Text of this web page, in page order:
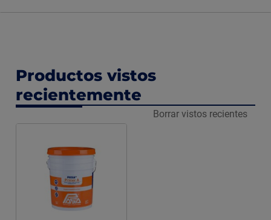
Productos vistos
recientemente
Borrar vistos recientes